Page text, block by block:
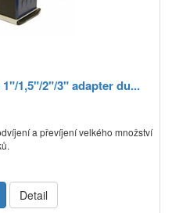
1,5"/2"/3" adapter du...
a převíjení velkého množství
Detail